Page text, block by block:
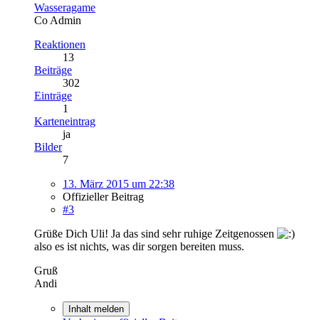
Wasseragame
Co Admin
Reaktionen
13
Beiträge
302
Einträge
1
Karteneintrag
ja
Bilder
7
13. März 2015 um 22:38
Offizieller Beitrag
#3
Grüße Dich Uli! Ja das sind sehr ruhige Zeitgenossen
also es ist nichts, was dir sorgen bereiten muss.
Gruß
Andi
Inhalt melden